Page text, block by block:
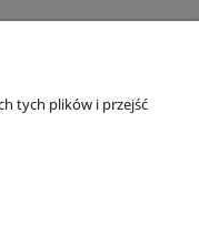
tych plików i przejść